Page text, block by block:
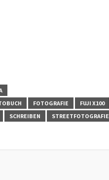
FOTOGRAFIE FUJI X100
SCHREIBEN STREETFOTOGRAFIE